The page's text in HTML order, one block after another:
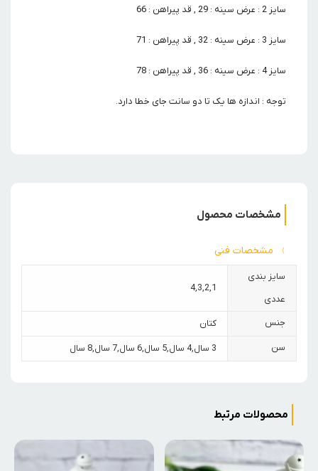
سایز 2 : عرض سینه : 29 , قد پیراهن : 66
سایز 3 : عرض سینه : 32 , قد پیراهن : 71
سایز 4 : عرض سینه : 36 , قد پیراهن : 78
توجه : اندازه ها یک تا دو سانت جای خطا دارد.
مشخصات محصول
مشخصات فنی
سایز بندی
عددی
1
,
2
,
3
,
4
جنس کتان
سن 3 سال ,4 سال ,5 سال ,6 سال ,7 سال ,8 سال
محصولات مرتبط